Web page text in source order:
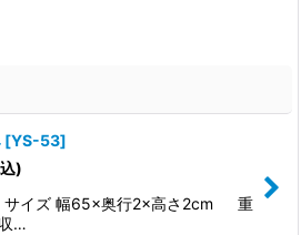
[YS-53]
)
サイズ 幅65×奥行2×高さ2cm 重
…